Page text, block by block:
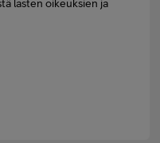
lasten oikeuksien ja